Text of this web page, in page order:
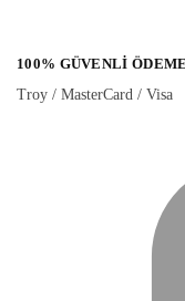
100% GÜVENLI ÖDEME
Troy / MasterCard / Visa